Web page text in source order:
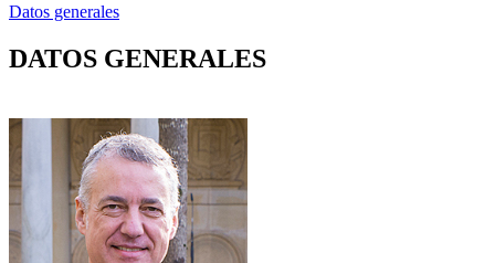
Datos generales
DATOS GENERALES